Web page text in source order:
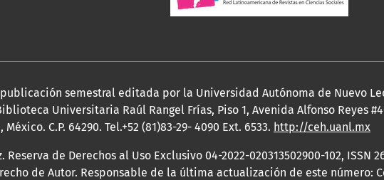
semestral editada por la Universidad Autónoma de Nuevo
Universitaria Raúl Rangel Frías, Piso 1, Avenida Alfonso Reyes
C.P. 64290. Tel.+52 (81)83-29- 4090 Ext. 6533. http://ceh.uanl.mx
de Derechos al Uso Exclusivo 04-2022-020313502900-102, ISSN
de Autor. Responsable de la última actualización de este número: